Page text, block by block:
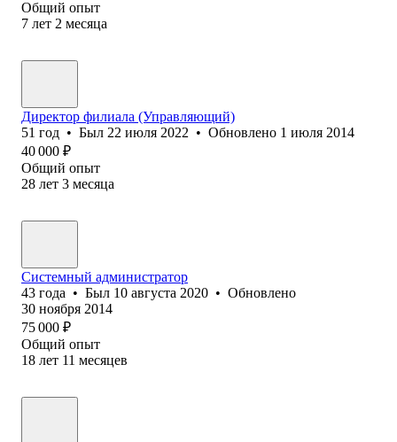
Общий опыт
7 лет 2 месяца
Директор филиала (Управляющий)
51 год • Был 22 июля 2022 • Обновлено 1 июля 2014
40 000 ₽
Общий опыт
28 лет 3 месяца
Системный администратор
43 года • Был 10 августа 2020 • Обновлено
30 ноября 2014
75 000 ₽
Общий опыт
18 лет 11 месяцев